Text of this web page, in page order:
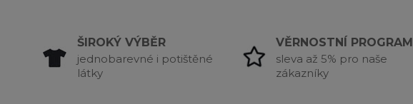
ŠIROKÝ VÝBĚR
jednobarevné i potištěné
látky
VĚRNOSTNÍ PROGRAM
sleva až 5% pro naše
zákazníky